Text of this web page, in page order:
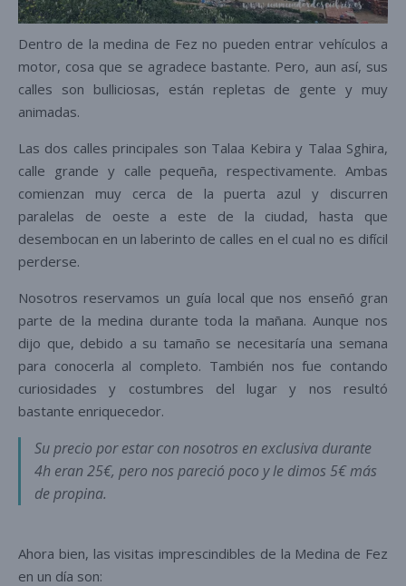
Dentro de la medina de Fez no pueden entrar vehículos a
motor, cosa que se agradece bastante. Pero, aun así, sus
calles son bulliciosas, están repletas de gente y muy
animadas.
Las dos calles principales son Talaa Kebira y Talaa Sghira,
calle grande y calle pequeña, respectivamente. Ambas
comienzan muy cerca de la puerta azul y discurren
paralelas de oeste a este de la ciudad, hasta que
desembocan en un laberinto de calles en el cual no es difícil
perderse.
Nosotros reservamos un guía local que nos enseñó gran
parte de la medina durante toda la mañana. Aunque nos
dijo que, debido a su tamaño se necesitaría una semana
para conocerla al completo. También nos fue contando
curiosidades y costumbres del lugar y nos resultó
bastante enriquecedor.
Su precio por estar con nosotros en exclusiva durante
4h eran 25€, pero nos pareció poco y le dimos 5€ más
de propina.
Ahora bien, las visitas imprescindibles de la Medina de Fez
en un día son: